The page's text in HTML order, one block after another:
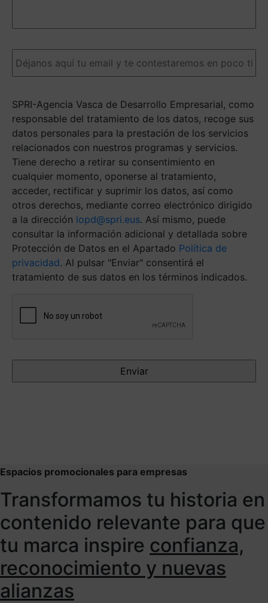
darte
una
ágil.
(Obligatorio)
Email (Obligatorio)
SPRI-Agencia Vasca de Desarrollo Empresarial, como
responsable del tratamiento de los datos, recoge sus
datos personales para la prestación de los servicios
relacionados con nuestros programas y servicios.
Tiene derecho a retirar su consentimiento en
cualquier momento, oponerse al tratamiento,
acceder, rectificar y suprimir los datos, así como
otros derechos, mediante correo electrónico dirigido
a la dirección lopd@spri.eus. Así mismo, puede
consultar la información adicional y detallada sobre
Protección de Datos en el Apartado Política de
privacidad. Al pulsar "Enviar" consentirá el
tratamiento de sus datos en los términos indicados.
Espacios promocionales para empresas
Transformamos tu historia en
contenido relevante para que
tu marca inspire confianza,
reconocimiento y nuevas
alianzas